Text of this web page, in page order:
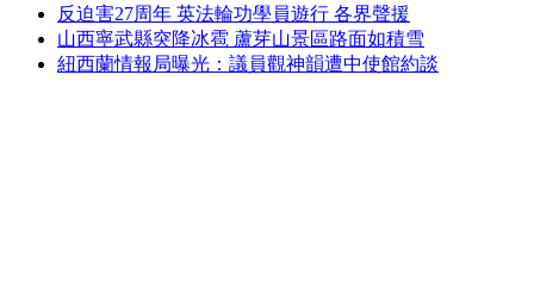
反迫害27周年 英法輪功學員遊行 各界聲援
山西寧武縣突降冰雹 蘆芽山景區路面如積雪
紐西蘭情報局曝光：議員觀神韻遭中使館約談